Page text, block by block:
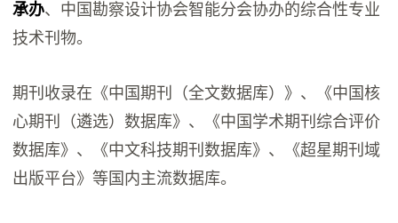
承办、中国勘察设计协会智能分会协办的综合性专业
技术刊物。
期刊收录在《中国期刊（全文数据库）》、《中国核
心期刊（遴选）数据库》、《中国学术期刊综合评价
数据库》、《中文科技期刊数据库》、《超星期刊域
出版平台》等国内主流数据库。